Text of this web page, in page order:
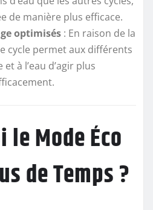
de manière plus efficace.
optimisés : En raison de la
cycle permet aux différents
à l’eau d’agir plus
Mode Éco
de Temps ?